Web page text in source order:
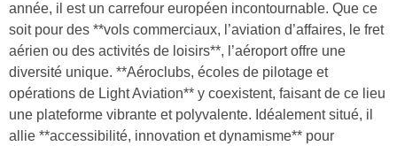
année, il est un carrefour européen incontournable. Que ce
soit pour des **vols commerciaux, l’aviation d’affaires, le fret
aérien ou des activités de loisirs**, l’aéroport offre une
diversité unique. **Aéroclubs, écoles de pilotage et
opérations de Light Aviation** y coexistent, faisant de ce lieu
une plateforme vibrante et polyvalente. Idéalement situé, il
allie **accessibilité, innovation et dynamisme** pour